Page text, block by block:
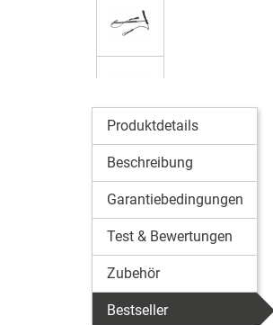
Produktdetails
Beschreibung
Garantiebedingungen
Test & Bewertungen
Zubehör
Bestseller